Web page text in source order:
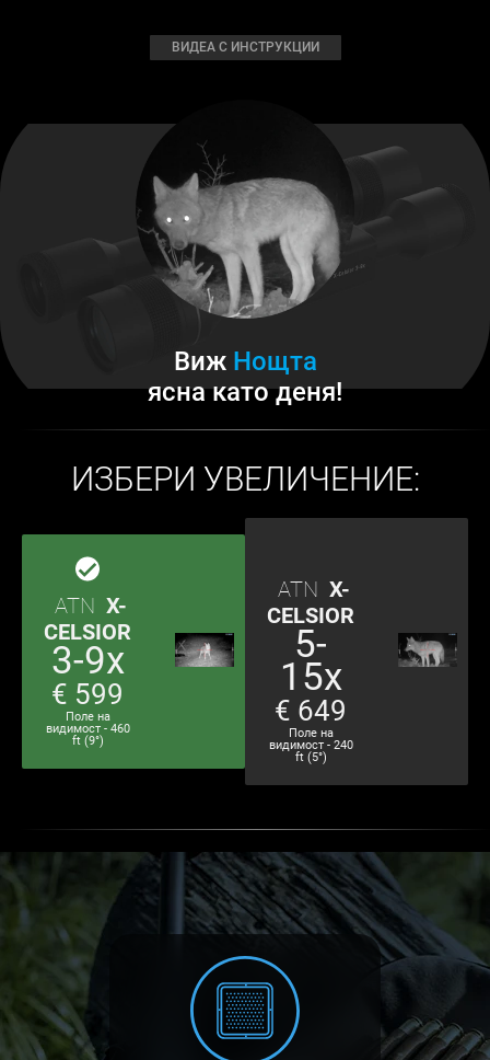
ВИДЕА С ИНСТРУКЦИИ
Виж Нощта
ясна като деня!
ИЗБЕРИ УВЕЛИЧЕНИЕ:
ATN X-
CELSIOR
3-9x
€ 599
Поле на
видимост - 460
ft (9°)
ATN X-
CELSIOR
5-
15x
€ 649
Поле на
видимост - 240
ft (5°)